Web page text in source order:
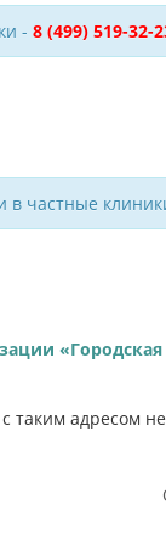
- 8 (499) 519-32-
в частные
таким адресом